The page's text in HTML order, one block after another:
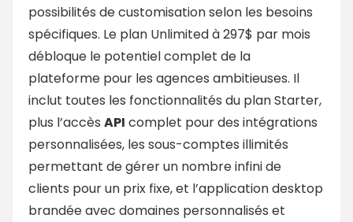
possibilités de customisation selon les besoins
spécifiques. Le plan Unlimited à 297$ par mois
débloque le potentiel complet de la
plateforme pour les agences ambitieuses. Il
inclut toutes les fonctionnalités du plan Starter,
plus l’accès API complet pour des intégrations
personnalisées, les sous-comptes illimités
permettant de gérer un nombre infini de
clients pour un prix fixe, et l’application desktop
brandée avec domaines personnalisés et